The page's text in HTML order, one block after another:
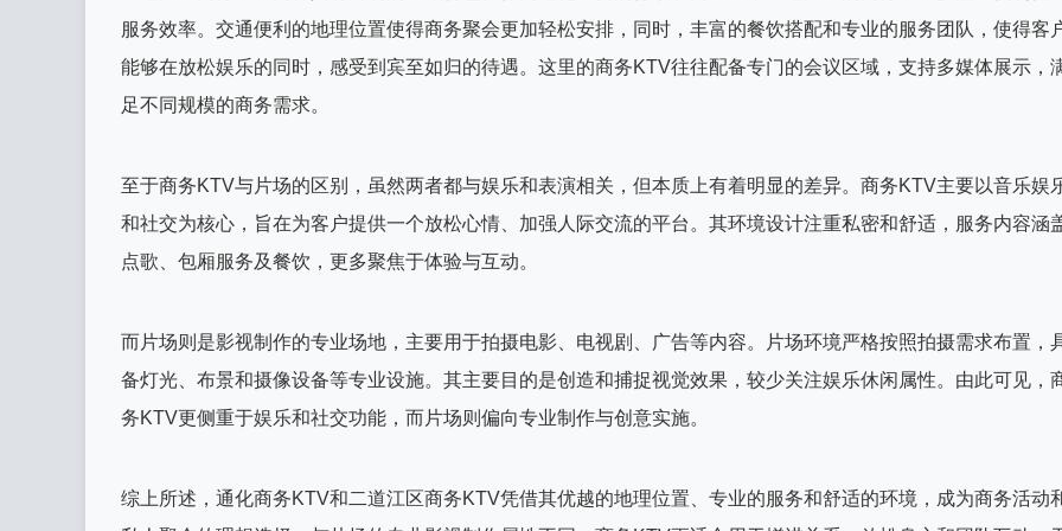
服务效率。交通便利的地理位置使得商务聚会更加轻松安排，同时，丰富的餐饮搭配和专业的服务团队，使得客
能够在放松娱乐的同时，感受到宾至如归的待遇。这里的商务KTV往往配备专门的会议区域，支持多媒体展示，
足不同规模的商务需求。
至于商务KTV与片场的区别，虽然两者都与娱乐和表演相关，但本质上有着明显的差异。商务KTV主要以音乐娱
和社交为核心，旨在为客户提供一个放松心情、加强人际交流的平台。其环境设计注重私密和舒适，服务内容涵
点歌、包厢服务及餐饮，更多聚焦于体验与互动。
而片场则是影视制作的专业场地，主要用于拍摄电影、电视剧、广告等内容。片场环境严格按照拍摄需求布置，
备灯光、布景和摄像设备等专业设施。其主要目的是创造和捕捉视觉效果，较少关注娱乐休闲属性。由此可见，
务KTV更侧重于娱乐和社交功能，而片场则偏向专业制作与创意实施。
综上所述，通化商务KTV和二道江区商务KTV凭借其优越的地理位置、专业的服务和舒适的环境，成为商务活动